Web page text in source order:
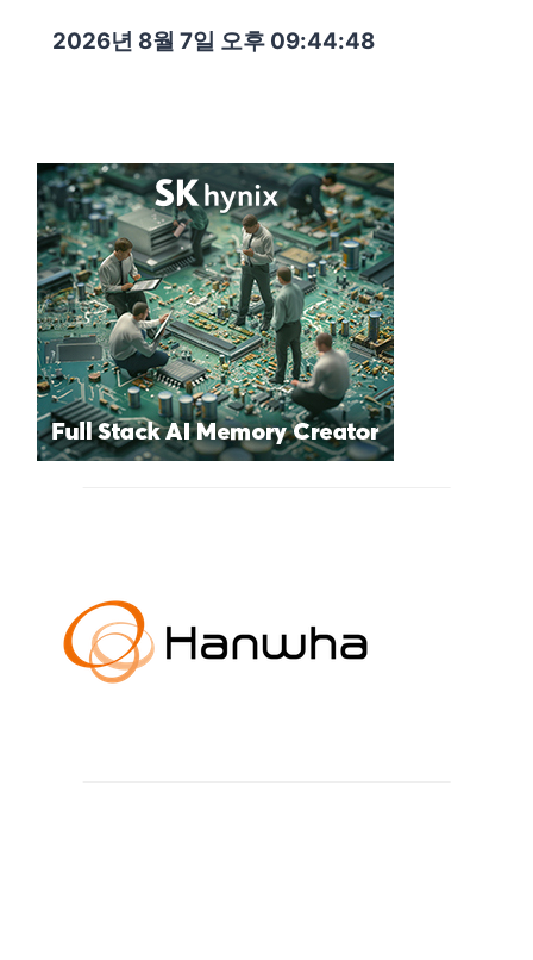
2026년 8월 7일 오후 09:44:49